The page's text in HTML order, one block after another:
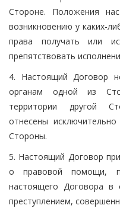
Стороне. Положения
возникновению у каких-
права получать или
препятствовать
4. Настоящий Договор
органам одной из
территории другой
отнесены
Стороны.
5. Настоящий Договор
о правовой помощи,
настоящего Договора
преступлением,